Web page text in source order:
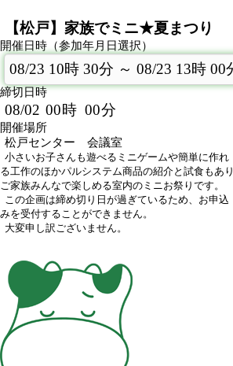
【松戸】家族でミニ★夏まつり
開催日時（参加年月日選択）
締切日時
08/02 00時 00分
開催場所
松戸センター 会議室
小さいお子さんも遊べるミニゲームや簡単に作れ
る工作のほかパルシステム商品の紹介と試食もあり
ご家族みんなで楽しめる室内のミニお祭りです。
この企画は締め切り日が過ぎているため、お申込
みを受付することができません。
大変申し訳ございません。